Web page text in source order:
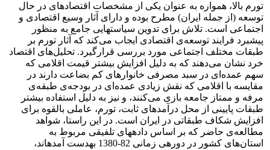
تورم بالا، همواره به عنوان یکی از مشخصات اقتصادهای در حال
توسعه (از جمله ایران) مطرح بوده و دارای آثار وسیع اقتصادی و
اجتماعی است. تلاش برای تدوین سیاست‎هایی جامع به منظور
پیشبرد فرایند توسعه‌ی اقتصادی ایجاب می‌کند که آثار تورم بر
طبقات مختلف اجتماعی مورد بررسی قرار‎گیرد. تحلیل‌های اقتصاد
خرد نشان می‌دهند که به دلیل افزایش بیش‎تر قیمت اقلامی که
سهم عمده‌ای در سبد مصرفی خانوارهای کم بضاعت دارند در
مقایسه با اقلامی که نقش زیادی عمده‌ای در بودجه‌ی طبقه‌ی
مرفه و ممتاز جامعه بازی می‌کنند، و نیز به دلیل استفاده بیش‎تر
طبقات پایینی از محل درآمدهای ثابت، تورم، عاملی بالقوه برای
افزایش شکاف طبقاتی در ایران است. در این راستا، شواهد
مطالعه‌ی حاضر که بر اساس داده‎های تلفیقی مربوط به
استان‌های کشور در دوره‎ی زمانی 82-1380 به‎دست آمده‎اند،